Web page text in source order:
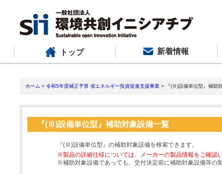
トップ 新着情報
ホーム > 令和5年度補正予算 省エネルギー投資促進支援事業 > 『(Ⅲ)設備単位型』補助
『(Ⅲ)設備単位型』補助対象設備一覧
『(Ⅲ)設備単位型』の補助対象設備を検索できます。
※製品の詳細仕様については、メーカーの製品情報をご確認
※補助対象設備であっても、交付決定前に補助対象設備等の